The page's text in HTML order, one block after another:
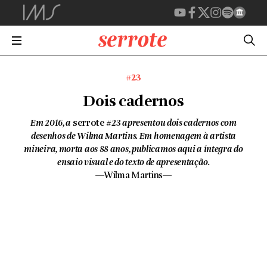
#23
Dois cadernos
Em 2016, a serrote #23 apresentou dois cadernos com
desenhos de Wilma Martins. Em homenagem à artista
mineira, morta aos 88 anos, publicamos aqui a íntegra do
ensaio visual e do texto de apresentação.
—Wilma Martins—